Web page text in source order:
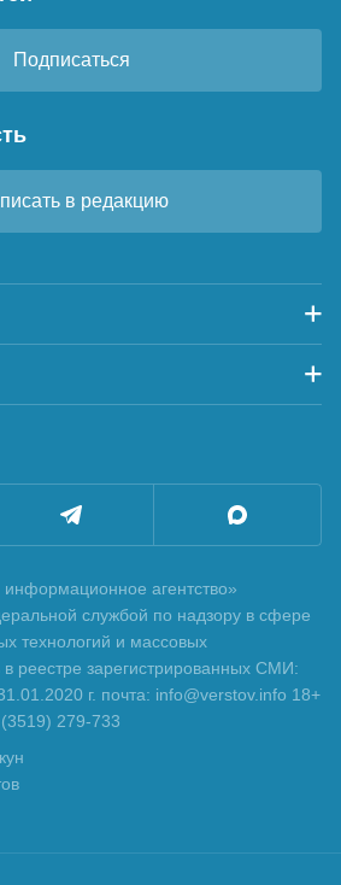
Подписаться
в редакцию
агентство»
службой по надзору в сфере
технологий и массовых
реестре зарегистрированных СМИ:
г. почта: info@verstov.info 18+
279-733